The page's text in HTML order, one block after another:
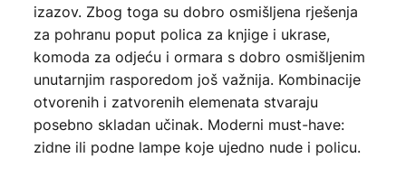
izazov. Zbog toga su dobro osmišljena rješenja
za pohranu poput polica za knjige i ukrase,
komoda za odjeću i ormara s dobro osmišljenim
unutarnjim rasporedom još važnija. Kombinacije
otvorenih i zatvorenih elemenata stvaraju
posebno skladan učinak. Moderni must-have:
zidne ili podne lampe koje ujedno nude i policu.